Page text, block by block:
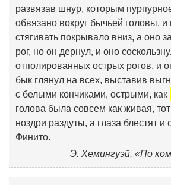
развязав шнур, которым
обвязано вокруг бычьей головы,
стягивать покрывало вниз, а оно
рог, но он дернул, и оно
отполированных острых рогов, и
бык глянул на всех, выставив
с белыми кончиками, острыми, как
голова была совсем как живая,
ноздри раздуты, а глаза блестят и
Финито.
Э. Хемингуэй, «По